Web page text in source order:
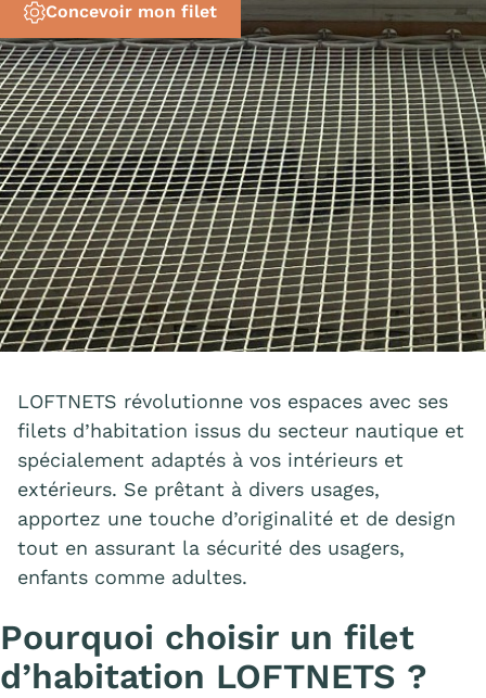
Concevoir mon filet
LOFTNETS révolutionne vos espaces avec ses
filets d’habitation issus du secteur nautique et
spécialement adaptés à vos intérieurs et
extérieurs. Se prêtant à divers usages,
apportez une touche d’originalité et de design
tout en assurant la sécurité des usagers,
enfants comme adultes.
Pourquoi choisir un filet
d’habitation LOFTNETS ?